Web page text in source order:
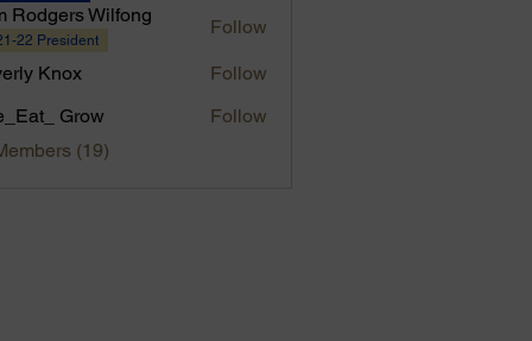
Rodgers Wilfong
22 President
Follow
Knox
Follow
Grow
Follow
(19)